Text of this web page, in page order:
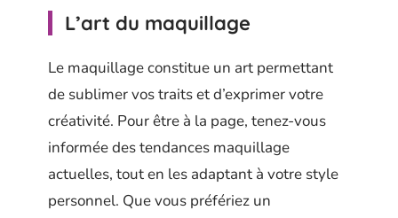
L’art du maquillage
Le maquillage constitue un art permettant
de sublimer vos traits et d’exprimer votre
créativité. Pour être à la page, tenez-vous
informée des tendances maquillage
actuelles, tout en les adaptant à votre style
personnel. Que vous préfériez un